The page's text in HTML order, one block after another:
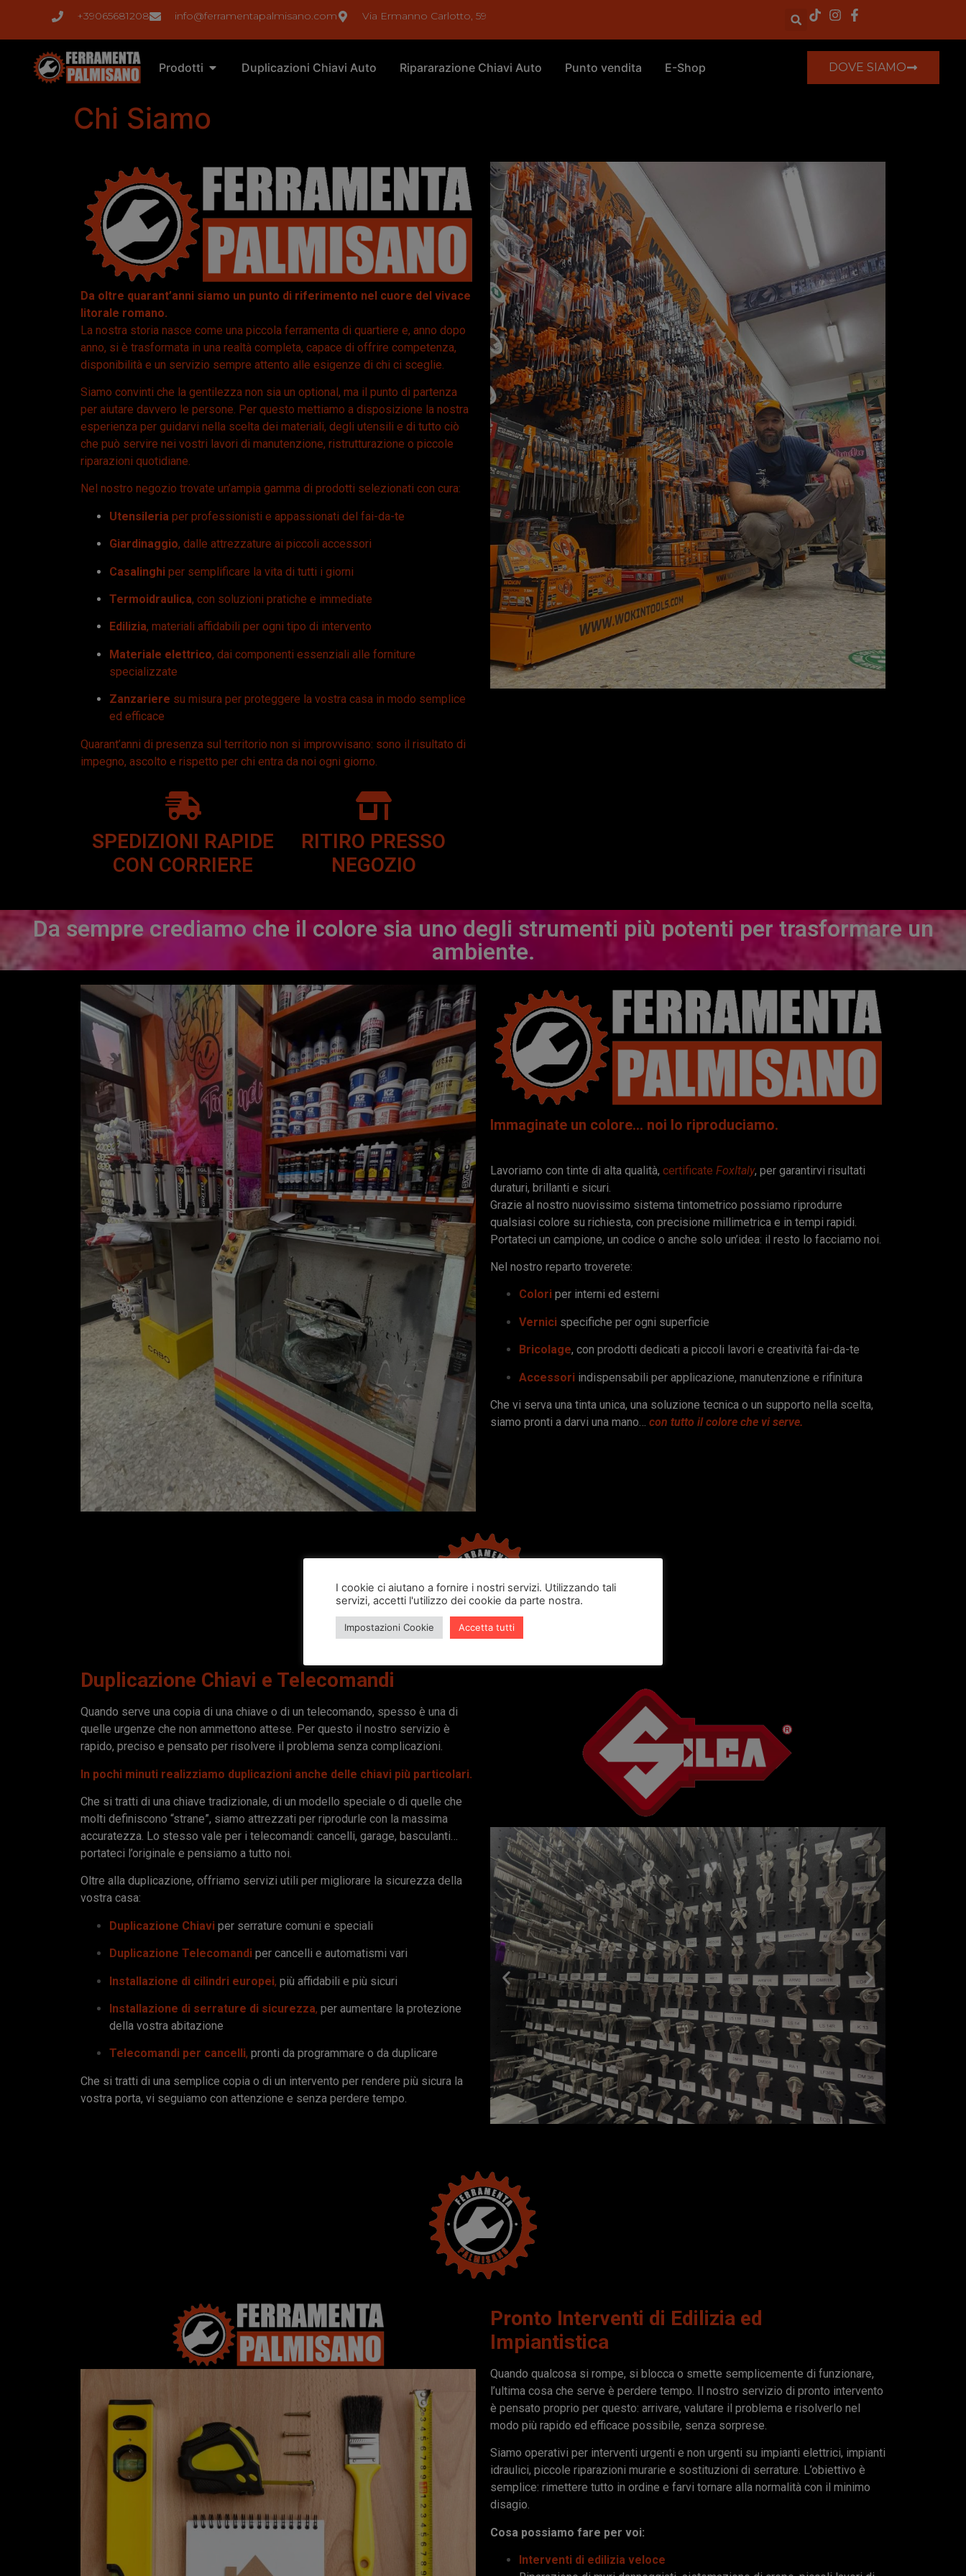
+39065681208 info@ferramentapalmisano.com Via Ermanno Carlotto, 59
Prodotti Duplicazioni Chiavi Auto Ripararazione Chiavi Auto Punto vendita E-Shop DOVE SIAMO
Chi Siamo
Da oltre quarant’anni siamo un punto di riferimento nel cuore del vivace
litorale romano.
La nostra storia nasce come una piccola ferramenta di quartiere e, anno dopo
anno, si è trasformata in una realtà completa, capace di offrire competenza,
disponibilità e un servizio sempre attento alle esigenze di chi ci sceglie.
Siamo convinti che la gentilezza non sia un optional, ma il punto di partenza
per aiutare davvero le persone. Per questo mettiamo a disposizione la nostra
esperienza per guidarvi nella scelta dei materiali, degli utensili e di tutto ciò
che può servire nei vostri lavori di manutenzione, ristrutturazione o piccole
riparazioni quotidiane.
Nel nostro negozio trovate un’ampia gamma di prodotti selezionati con cura:
Utensileria per professionisti e appassionati del fai-da-te
Giardinaggio, dalle attrezzature ai piccoli accessori
Casalinghi per semplificare la vita di tutti i giorni
Termoidraulica, con soluzioni pratiche e immediate
Edilizia, materiali affidabili per ogni tipo di intervento
Materiale elettrico, dai componenti essenziali alle forniture
specializzate
Zanzariere su misura per proteggere la vostra casa in modo semplice
ed efficace
Quarant’anni di presenza sul territorio non si improvvisano: sono il risultato di
impegno, ascolto e rispetto per chi entra da noi ogni giorno.
SPEDIZIONI RAPIDE
CON CORRIERE
RITIRO PRESSO
NEGOZIO
Da sempre crediamo che il colore sia uno degli strumenti più potenti per trasformare un
ambiente.
Immaginate un colore… noi lo riproduciamo.
Lavoriamo con tinte di alta qualità, certificate FoxItaly, per garantirvi risultati
duraturi, brillanti e sicuri.
Grazie al nostro nuovissimo sistema tintometrico possiamo riprodurre
qualsiasi colore su richiesta, con precisione millimetrica e in tempi rapidi.
Portateci un campione, un codice o anche solo un’idea: il resto lo facciamo noi.
Nel nostro reparto troverete:
Colori per interni ed esterni
Vernici specifiche per ogni superficie
Bricolage, con prodotti dedicati a piccoli lavori e creatività fai-da-te
Accessori indispensabili per applicazione, manutenzione e rifinitura
Che vi serva una tinta unica, una soluzione tecnica o un supporto nella scelta,
siamo pronti a darvi una mano… con tutto il colore che vi serve.
Duplicazione Chiavi e Telecomandi
Quando serve una copia di una chiave o di un telecomando, spesso è una di
quelle urgenze che non ammettono attese. Per questo il nostro servizio è
rapido, preciso e pensato per risolvere il problema senza complicazioni.
In pochi minuti realizziamo duplicazioni anche delle chiavi più particolari.
Che si tratti di una chiave tradizionale, di un modello speciale o di quelle che
molti definiscono “strane”, siamo attrezzati per riprodurle con la massima
accuratezza. Lo stesso vale per i telecomandi: cancelli, garage, basculanti…
portateci l’originale e pensiamo a tutto noi.
Oltre alla duplicazione, offriamo servizi utili per migliorare la sicurezza della
vostra casa:
Duplicazione Chiavi per serrature comuni e speciali
Duplicazione Telecomandi per cancelli e automatismi vari
Installazione di cilindri europei, più affidabili e più sicuri
Installazione di serrature di sicurezza, per aumentare la protezione
della vostra abitazione
Telecomandi per cancelli, pronti da programmare o da duplicare
Che si tratti di una semplice copia o di un intervento per rendere più sicura la
vostra porta, vi seguiamo con attenzione e senza perdere tempo.
Pronto Interventi di Edilizia ed
Impiantistica
Quando qualcosa si rompe, si blocca o smette semplicemente di funzionare,
l’ultima cosa che serve è perdere tempo. Il nostro servizio di pronto intervento
è pensato proprio per questo: arrivare, valutare il problema e risolverlo nel
modo più rapido ed efficace possibile, senza sorprese.
Siamo operativi per interventi urgenti e non urgenti su impianti elettrici, impianti
idraulici, piccole riparazioni murarie e sostituzioni di serrature. L’obiettivo è
semplice: rimettere tutto in ordine e farvi tornare alla normalità con il minimo
disagio.
Cosa possiamo fare per voi:
Interventi di edilizia veloce
I cookie ci aiutano a fornire i nostri servizi. Utilizzando tali
servizi, accetti l'utilizzo dei cookie da parte nostra.
Impostazioni Cookie Accetta tutti